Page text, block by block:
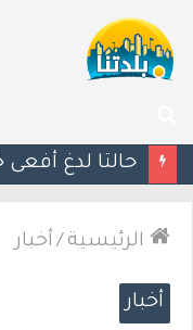
عن
الرئيسية / أخبار
أخبار